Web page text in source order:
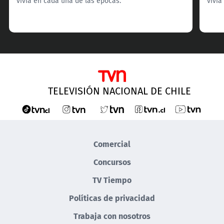
TELEVISIÓN NACIONAL DE CHILE
Comercial
Concursos
TV Tiempo
Políticas de privacidad
Trabaja con nosotros